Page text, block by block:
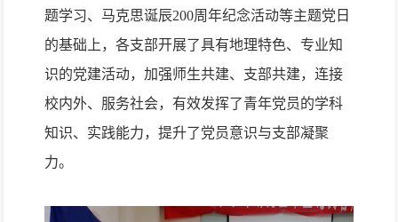
题学习、马克思诞辰200周年纪念活动等主题党日
的基础上，各支部开展了具有地理特色、专业知
识的党建活动，加强师生共建、支部共建，连接
校内外、服务社会，有效发挥了青年党员的学科
知识、实践能力，提升了党员意识与支部凝聚
力。